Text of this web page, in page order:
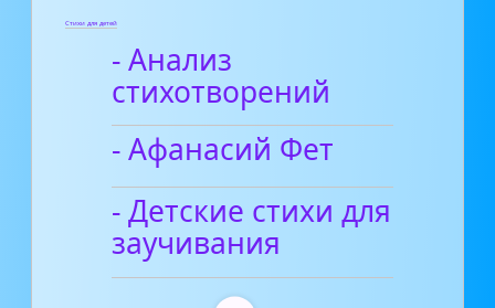
Стихи для детей
- Анализ
стихотворений
- Афанасий Фет
- Детские стихи для
заучивания